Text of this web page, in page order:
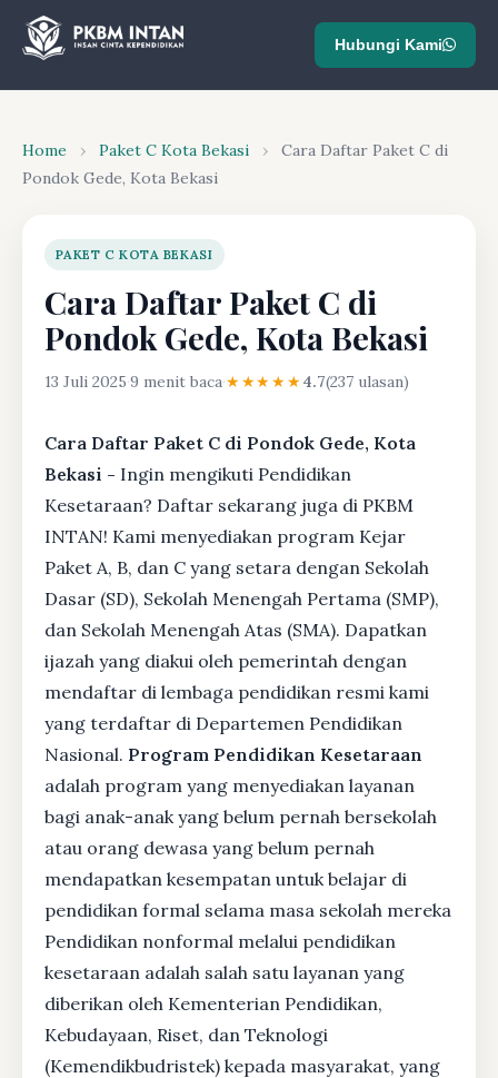
Hubungi Kami
Home › Paket C Kota Bekasi ›
Cara Daftar Paket C di
Pondok Gede, Kota Bekasi
PAKET C KOTA BEKASI
Cara Daftar Paket C di
Pondok Gede, Kota Bekasi
13 Juli 2025·9 menit baca·★★★★★4.7(237 ulasan)
Cara Daftar Paket C di Pondok Gede, Kota
Bekasi - Ingin mengikuti Pendidikan
Kesetaraan? Daftar sekarang juga di PKBM
INTAN! Kami menyediakan program Kejar
Paket A, B, dan C yang setara dengan Sekolah
Dasar (SD), Sekolah Menengah Pertama (SMP),
dan Sekolah Menengah Atas (SMA). Dapatkan
ijazah yang diakui oleh pemerintah dengan
mendaftar di lembaga pendidikan resmi kami
yang terdaftar di Departemen Pendidikan
Nasional. Program Pendidikan Kesetaraan
adalah program yang menyediakan layanan
bagi anak-anak yang belum pernah bersekolah
atau orang dewasa yang belum pernah
mendapatkan kesempatan untuk belajar di
pendidikan formal selama masa sekolah mereka
Pendidikan nonformal melalui pendidikan
kesetaraan adalah salah satu layanan yang
diberikan oleh Kementerian Pendidikan,
Kebudayaan, Riset, dan Teknologi
(Kemendikbudristek) kepada masyarakat, yang